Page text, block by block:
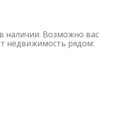
наличии. Возможно вас
недвижимость рядом: